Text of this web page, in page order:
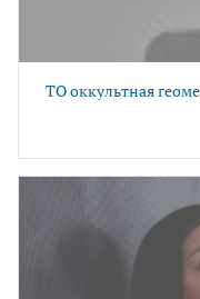
ТО оккультная